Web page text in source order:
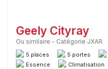
Geely Cityray
Ou similaire - Catégorie JXAR
5 places 5 portes
Essence
Climatisation